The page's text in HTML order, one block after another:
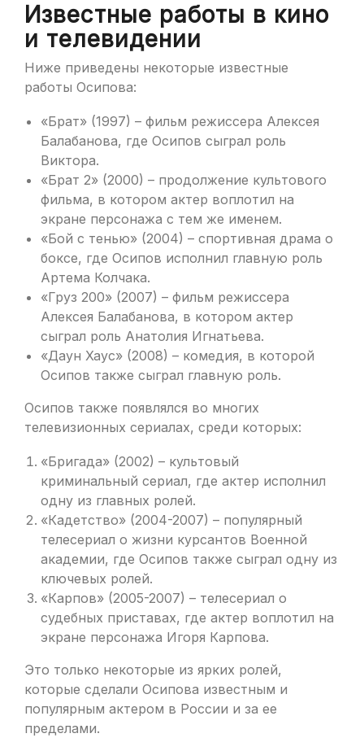
Известные работы в кино
и телевидении
Ниже приведены некоторые известные
работы Осипова:
«Брат» (1997) – фильм режиссера Алексея
Балабанова, где Осипов сыграл роль
Виктора.
«Брат 2» (2000) – продолжение культового
фильма, в котором актер воплотил на
экране персонажа с тем же именем.
«Бой с тенью» (2004) – спортивная драма о
боксе, где Осипов исполнил главную роль
Артема Колчака.
«Груз 200» (2007) – фильм режиссера
Алексея Балабанова, в котором актер
сыграл роль Анатолия Игнатьева.
«Даун Хаус» (2008) – комедия, в которой
Осипов также сыграл главную роль.
Осипов также появлялся во многих
телевизионных сериалах, среди которых:
«Бригада» (2002) – культовый
криминальный сериал, где актер исполнил
одну из главных ролей.
«Кадетство» (2004-2007) – популярный
телесериал о жизни курсантов Военной
академии, где Осипов также сыграл одну из
ключевых ролей.
«Карпов» (2005-2007) – телесериал о
судебных приставах, где актер воплотил на
экране персонажа Игоря Карпова.
Это только некоторые из ярких ролей,
которые сделали Осипова известным и
популярным актером в России и за ее
пределами.